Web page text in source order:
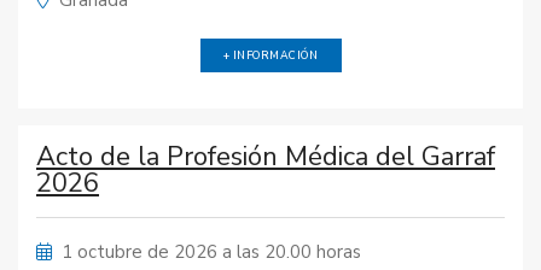
+ INFORMACIÓN
Acto de la Profesión Médica del Garraf
2026
1 octubre de 2026 a las 20.00 horas